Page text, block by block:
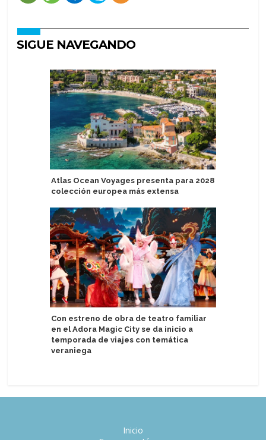
SIGUE NAVEGANDO
Atlas Ocean Voyages presenta para 2028
colección europea más extensa
Con estreno de obra de teatro familiar
en el Adora Magic City se da inicio a
temporada de viajes con temática
veraniega
Inicio